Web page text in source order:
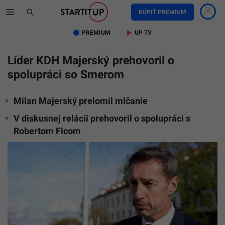
KÚPIŤ PREMIUM
PREMIUM UP TV
Líder KDH Majerský prehovoril o
spolupráci so Smerom
Milan Majerský prelomil mlčanie
V diskusnej relácii prehovoril o spolupráci s
Robertom Ficom
Milan
KDH
Smeru.